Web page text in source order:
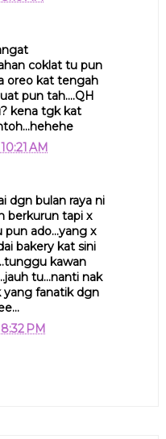
coklat tu pun
oreo kat tengah
pun tah....QH
kena tgk kat
AM
dgn bulan raya ni
berkurun tapi x
ado...yang x
bakery kat sini
kawan
tu...nanti nak
yang fanatik dgn
PM